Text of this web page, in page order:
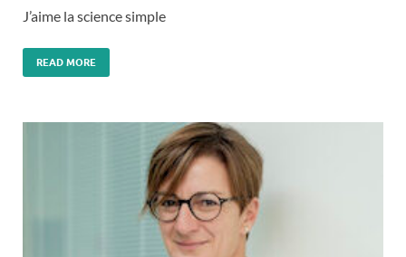
J’aime la science simple
READ MORE